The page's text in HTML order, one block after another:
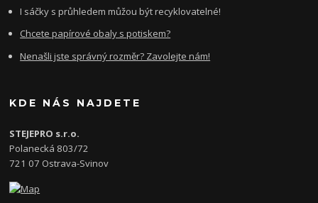
I sáčky s průhledem můžou být recyklovatelné!
Chcete papírové obaly s potiskem?
Nenašli jste správný rozměr? Zavolejte nám!
KDE NÁS NAJDETE
STEJEPRO s.r.o.
Polanecká 803/72
721 07 Ostrava-Svinov